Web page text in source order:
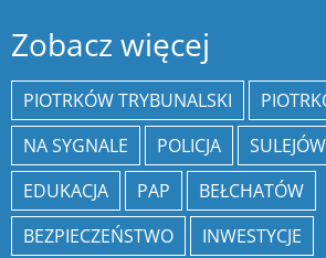
Zobacz więcej
PIOTRKÓW TRYBUNALSKI
NA SYGNALE
POLICJA SULEJÓW
EDUKACJA
PAP
BEŁCHATÓW
BEZPIECZEŃSTWO
INWESTYCJE